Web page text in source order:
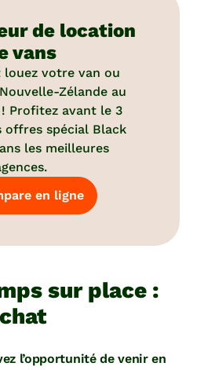
de location
vans
louez votre van ou
Zélande au
Profitez avant le 3
offres spécial Black
les meilleures
en ligne
sur place :
l’opportunité de venir en